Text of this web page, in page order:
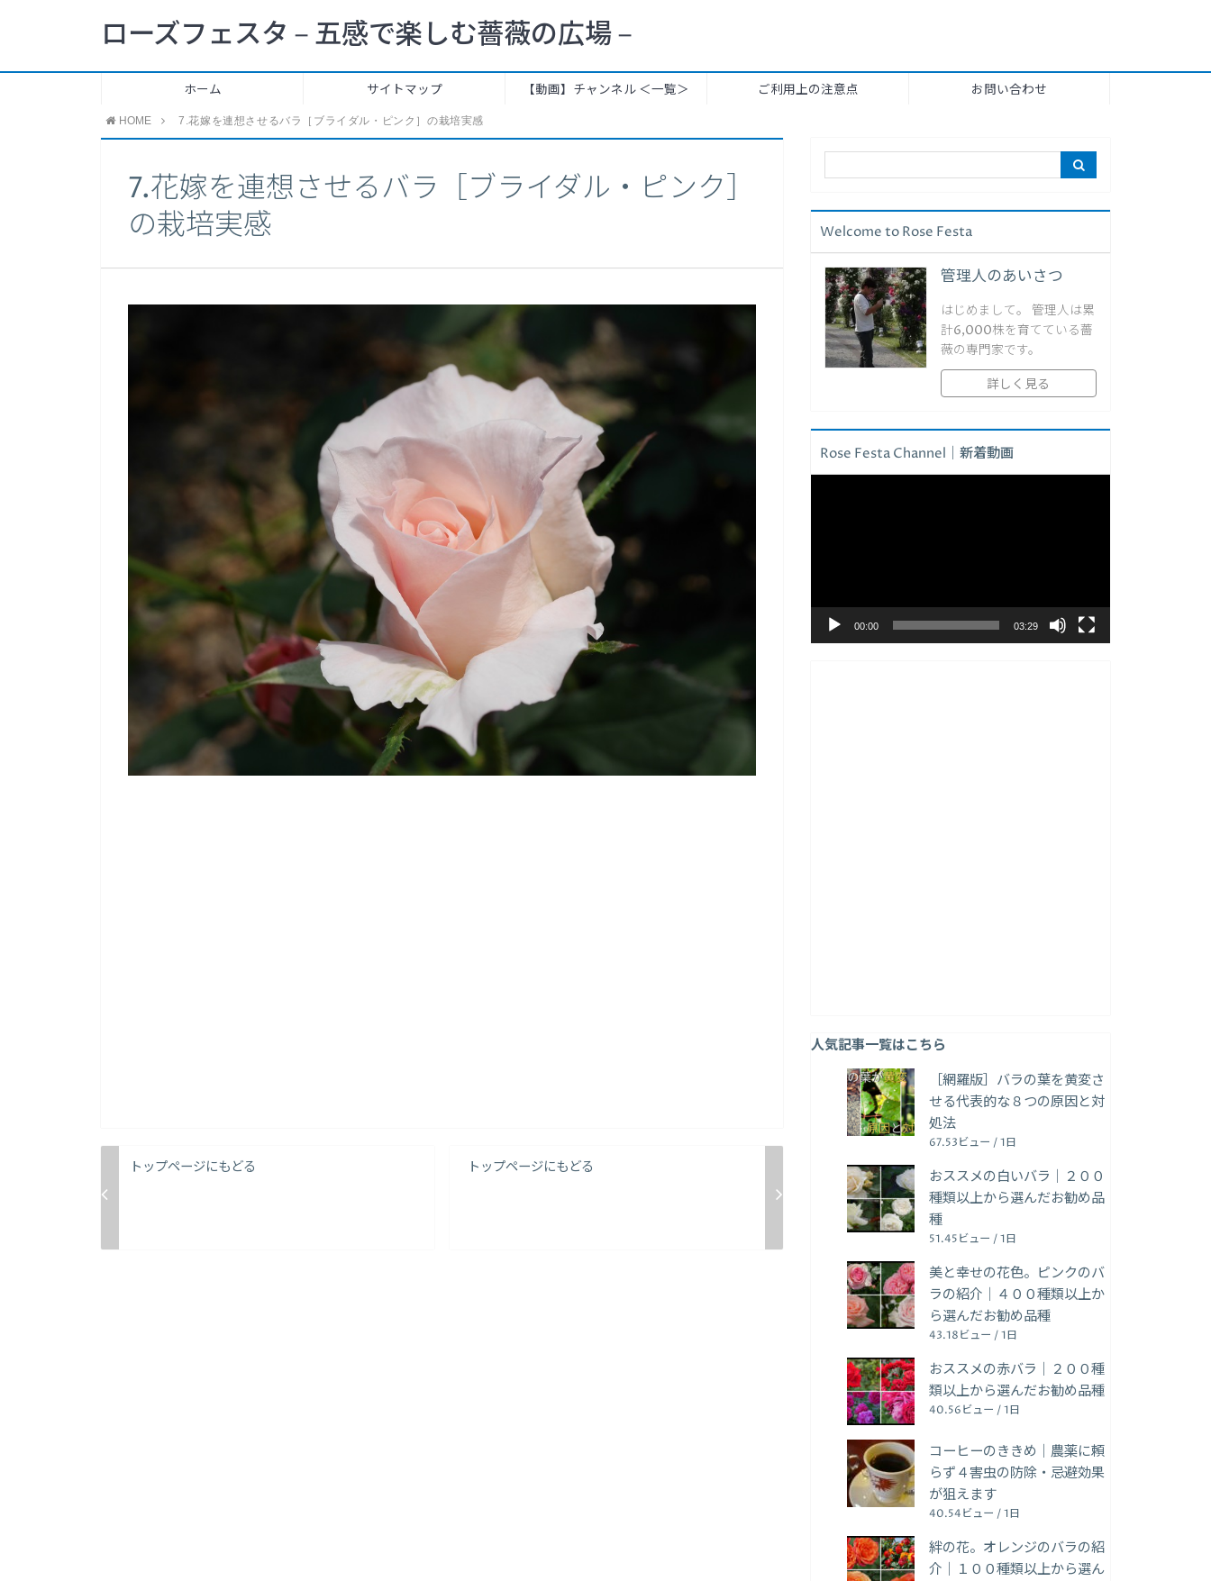
ローズフェスタ – 五感で楽しむ薔薇の広場 –
ホーム サイトマップ 【動画】チャンネル ＜一覧＞ ご利用上の注意点 お問い合わせ
HOME 7.花嫁を連想させるバラ［ブライダル・ピンク］の栽培実感
7.花嫁を連想させるバラ［ブライダル・ピンク］
の栽培実感
トップページにもどる トップページにもどる
Welcome to Rose Festa
管理人のあいさつ
はじめまして。 管理人は累
計6,000株を育てている薔
薇の専門家です。
詳しく見る
Rose Festa Channel｜新着動画
00:00 03:29
人気記事一覧はこちら
［網羅版］バラの葉を黄変さ
せる代表的な８つの原因と対
処法
67.53ビュー / 1日
おススメの白いバラ｜２００
種類以上から選んだお勧め品
種
51.45ビュー / 1日
美と幸せの花色。ピンクのバ
ラの紹介｜４００種類以上か
ら選んだお勧め品種
43.18ビュー / 1日
おススメの赤バラ｜２００種
類以上から選んだお勧め品種
40.56ビュー / 1日
コーヒーのききめ｜農薬に頼
らず４害虫の防除・忌避効果
が狙えます
40.54ビュー / 1日
絆の花。オレンジのバラの紹
介｜１００種類以上から選ん